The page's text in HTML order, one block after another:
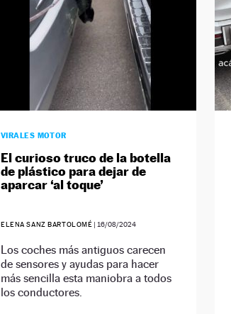
VIRALES MOTOR
El curioso truco de la botella
de plástico para dejar de
aparcar ‘al toque’
ELENA SANZ BARTOLOMÉ | 16/08/2024
Los coches más antiguos carecen
de sensores y ayudas para hacer
más sencilla esta maniobra a todos
los conductores.